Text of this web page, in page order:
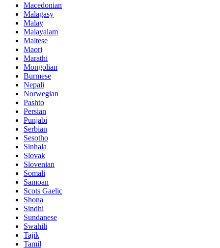
Macedonian
Malagasy
Malay
Malayalam
Maltese
Maori
Marathi
Mongolian
Burmese
Nepali
Norwegian
Pashto
Persian
Punjabi
Serbian
Sesotho
Sinhala
Slovak
Slovenian
Somali
Samoan
Scots Gaelic
Shona
Sindhi
Sundanese
Swahili
Tajik
Tamil